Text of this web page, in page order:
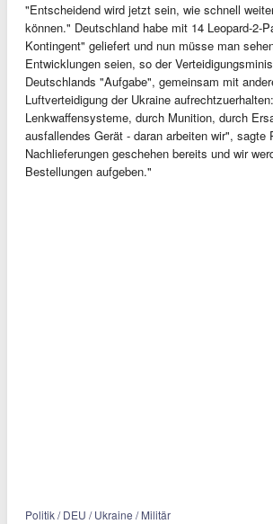
"Entscheidend wird jetzt sein, wie schnell
können." Deutschland habe mit 14 Leopard-2-
Kontingent" geliefert und nun müsse man
Entwicklungen seien, so der
Deutschlands "Aufgabe", gemeinsam mit
Luftverteidigung der Ukraine
Lenkwaffensysteme, durch Munition, durch
ausfallendes Gerät - daran arbeiten wir", sagte
Nachlieferungen geschehen bereits und wir
Bestellungen aufgeben."
Politik / DEU / Ukraine / Militär